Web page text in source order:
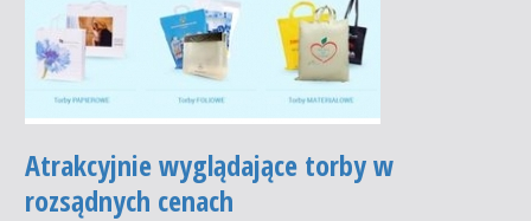
Atrakcyjnie wyglądające torby w
rozsądnych cenach